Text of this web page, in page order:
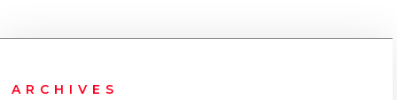
ARCHIVES